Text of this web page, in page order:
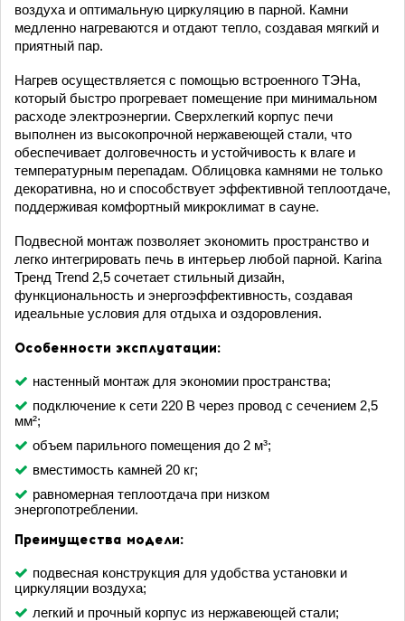
воздуха и оптимальную циркуляцию в парной. Камни
медленно нагреваются и отдают тепло, создавая мягкий и
приятный пар.
Нагрев осуществляется с помощью встроенного ТЭНа,
который быстро прогревает помещение при минимальном
расходе электроэнергии. Сверхлегкий корпус печи
выполнен из высокопрочной нержавеющей стали, что
обеспечивает долговечность и устойчивость к влаге и
температурным перепадам. Облицовка камнями не только
декоративна, но и способствует эффективной теплоотдаче,
поддерживая комфортный микроклимат в сауне.
Подвесной монтаж позволяет экономить пространство и
легко интегрировать печь в интерьер любой парной. Karina
Тренд Trend 2,5 сочетает стильный дизайн,
функциональность и энергоэффективность, создавая
идеальные условия для отдыха и оздоровления.
Особенности эксплуатации:
настенный монтаж для экономии пространства;
подключение к сети 220 В через провод с сечением 2,5
мм²;
объем парильного помещения до 2 м³;
вместимость камней 20 кг;
равномерная теплоотдача при низком
энергопотреблении.
Преимущества модели:
подвесная конструкция для удобства установки и
циркуляции воздуха;
легкий и прочный корпус из нержавеющей стали;